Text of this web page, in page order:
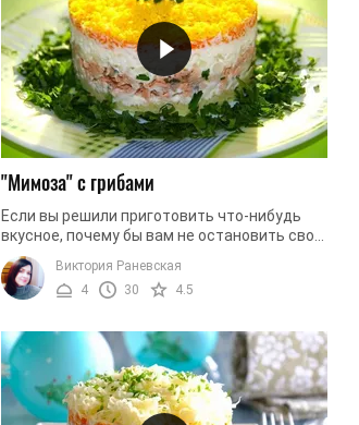
"Мимоза" с грибами
Если вы решили приготовить что-нибудь
вкусное, почему бы вам не остановить свой
выбор на этом рецепте? Мы предлагаем
вам приготовить салат "Мимоза", ...
Виктория Раневская
4
30 4.5